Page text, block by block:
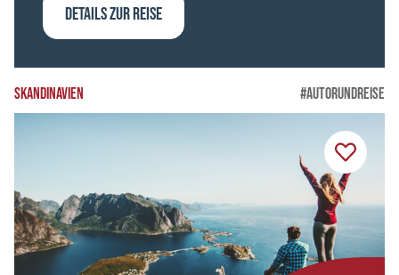
DETAILS ZUR REISE
SKANDINAVIEN #AUTORUNDREISE